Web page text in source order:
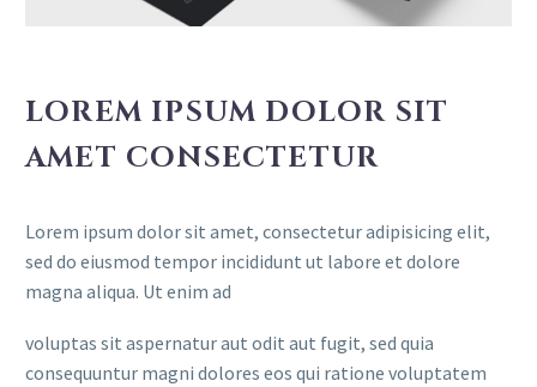
LOREM IPSUM DOLOR SIT
AMET CONSECTETUR
Lorem ipsum dolor sit amet, consectetur adipisicing elit,
sed do eiusmod tempor incididunt ut labore et dolore
magna aliqua. Ut enim ad
voluptas sit aspernatur aut odit aut fugit, sed quia
consequuntur magni dolores eos qui ratione voluptatem